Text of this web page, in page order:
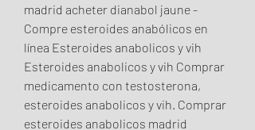
madrid acheter dianabol jaune -
Compre esteroides anabólicos en
línea Esteroides anabolicos y vih
Esteroides anabolicos y vih Comprar
medicamento con testosterona,
esteroides anabolicos y vih. Comprar
esteroides anabolicos madrid